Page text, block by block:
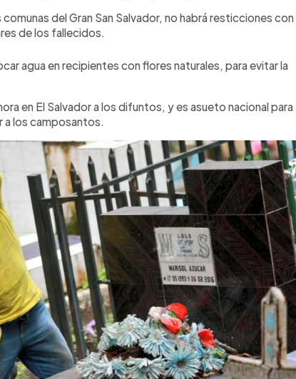
comunas del Gran San Salvador, no habrá resticciones con
de los fallecidos.
agua en recipientes con flores naturales, para evitar la
en El Salvador a los difuntos, y es asueto nacional para
a los camposantos.